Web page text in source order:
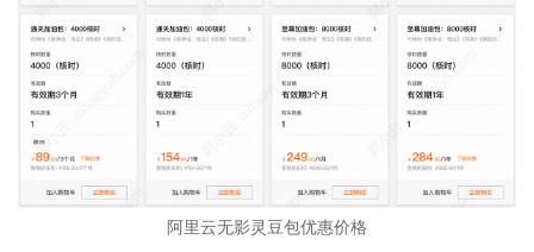
阿里云无影灵豆包优惠价格